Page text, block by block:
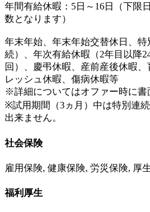
年間有給休暇：5日～16日（下限
数となります）
年末年始、年末年始交替休日、
続）、年次有給休暇（2年目以降
回）、慶弔休暇、産前産後休暇
レッシュ休暇、傷病休暇等
※詳細についてはオファー時に書
※試用期間（3ヵ月）中は特別連
出来ません。
社会保険
雇用保険, 健康保険, 労災保険, 厚
福利厚生